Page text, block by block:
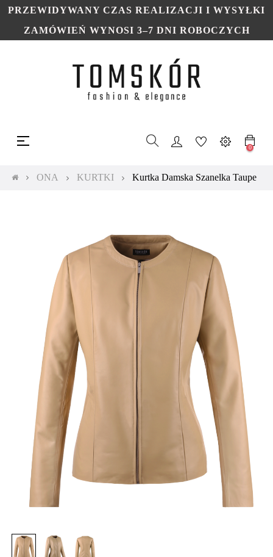
PRZEWIDYWANY CZAS REALIZACJI I WYSYŁKI
ZAMÓWIEŃ WYNOSI 3–7 DNI ROBOCZYCH
Toggle
navigation
☰
0
ONA KURTKI Kurtka Damska Szanelka Taupe